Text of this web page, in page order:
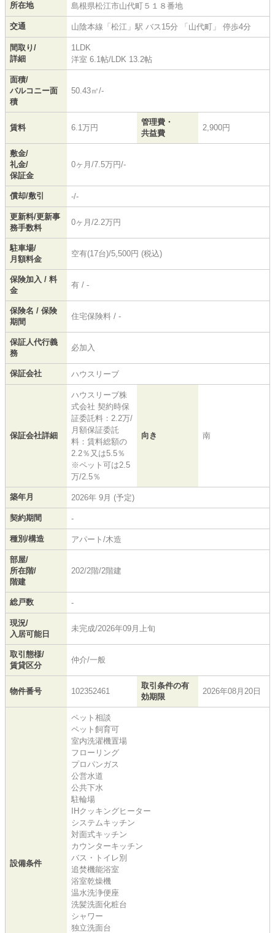
所在地 島根県松江市山代町 ５１８番地
交通 山陰本線 「 松江 」駅 バス15分 「山代町」 停歩4分
間取り/
詳細
1LDK
洋室 6.1帖/LDK 13.2帖
面積/
バルコニー面
積
50.43㎡/-
賃料 6.1万円
管理費・
共益費
2,900円
敷金/
礼金/
保証金
0ヶ月/7.5万円/-
償却/敷引 -/-
更新料/更新事
務手数料
0ヶ月/2.2万円
駐車場/
月額料金
空有(17台)/5,500円 (税込)
保険加入 / 料
金
有 / -
保険名 / 保険
期間
住宅保険料 / -
保証人代行義
務
必加入
保証会社 ハウスリーブ
保証会社詳細
ハウスリーブ株
式会社 契約時保
証委託料：2.2万/
月額保証委託
料：賃料総額の
2.2％又は5.5％
※ペット可は2.5
万/2.5％
向き 南
築年月 2026年 9月 (予定)
契約期間 -
種別/構造 アパート/木造
部屋/
所在階/
階建
202/2階/2階建
総戸数 -
現況/
入居可能日
未完成/2026年09月上旬
取引態様/
賃貸区分
仲介/一般
物件番号 102352461
取引条件の有
効期限
2026年08月20日
設備条件
ペット相談
ペット飼育可
室内洗濯機置場
フローリング
プロパンガス
公営水道
公共下水
駐輪場
IHクッキングヒーター
システムキッチン
対面式キッチン
カウンターキッチン
バス・トイレ別
追焚機能浴室
浴室乾燥機
温水洗浄便座
洗髪洗面化粧台
シャワー
独立洗面台